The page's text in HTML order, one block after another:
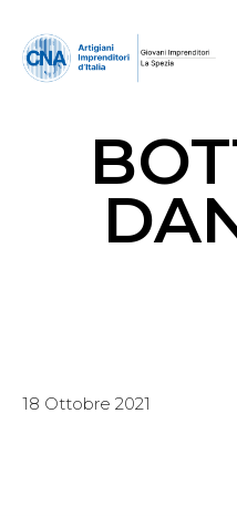
18 Ottobre 2021